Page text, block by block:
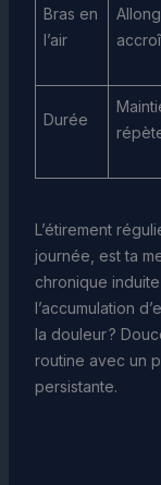
Bras en
l’air
Durée
L’étirement
journée, est ta
chronique
l’accumulation
la douleur ?
routine avec un
persistante.